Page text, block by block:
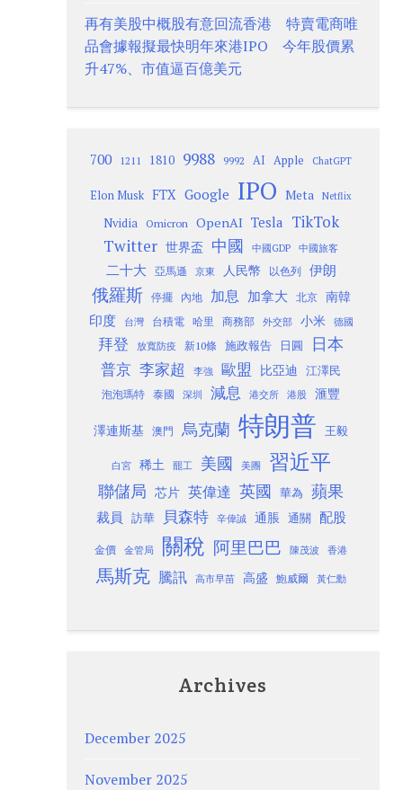
再有美股中概股有意回流香港 特賣電商唯
品會據報擬最快明年來港IPO 今年股價累
升47%、市值逼百億美元
700 1211 1810 9988 9992 AI Apple ChatGPT
Elon Musk FTX Google IPO Meta Netflix
Nvidia Omicron OpenAI Tesla TikTok
Twitter 世界盃 中國 中國GDP 中國旅客
二十大 亞馬遜 京東 人民幣 以色列 伊朗
俄羅斯 停擺 內地 加息 加拿大 北京
南韓
印度
台灣 台積電 哈里 商務部 外交部 小米 德國
拜登 放寬防疫 新10條 施政報告 日圓 日本
普京 李家超 李強 歐盟 比亞迪 江澤民
泡泡瑪特 泰國 深圳 減息 港交所 港股 滙豐
澤連斯基 澳門 烏克蘭 特朗普 王毅
白宮 稀土 罷工 美國 美團 習近平
聯儲局 芯片 英偉達 英國 華為 蘋果
裁員 訪華 貝森特 辛偉誠 通脹 通關 配股
金價 金管局 關稅 阿里巴巴 陳茂波 香港
馬斯克 騰訊 高市早苗 高盛 鮑威爾 黃仁勳
Archives
December 2025
November 2025